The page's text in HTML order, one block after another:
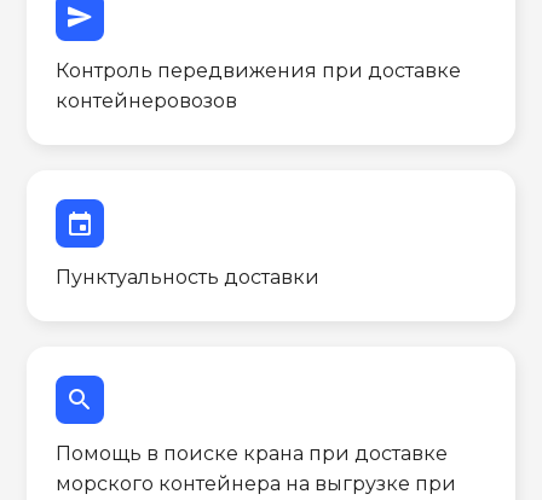
send
Контроль передвижения при доставке
контейнеровозов
event
Пунктуальность доставки
search
Помощь в поиске крана при доставке
морского контейнера на выгрузке при